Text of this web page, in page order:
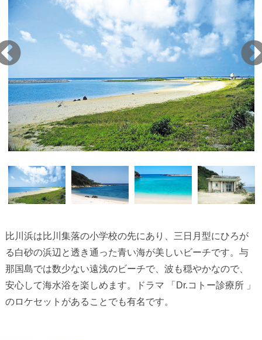
比川浜は比川集落の小学校の先にあり、三日月型にひろが
る白砂の浜辺と透き通った青い海が美しいビーチです。与
那国島では数少ない遠浅のビーチで、波も穏やかなので、
安心して海水浴を楽しめます。ドラマ 「Dr.コトー診療所 」
のロケセットがあることでも有名です。